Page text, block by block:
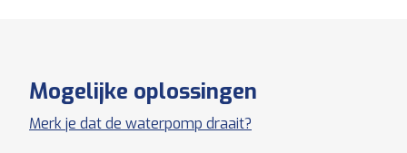
Mogelijke oplossingen
Merk je dat de waterpomp draait?